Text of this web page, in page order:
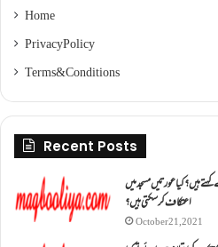
Home
Privacy Policy
Terms & Conditions
Recent Posts
ہیں؟کیا عورتیں مسجد میں
اعتکاف کر سکتی ہیں؟
October 21, 2021